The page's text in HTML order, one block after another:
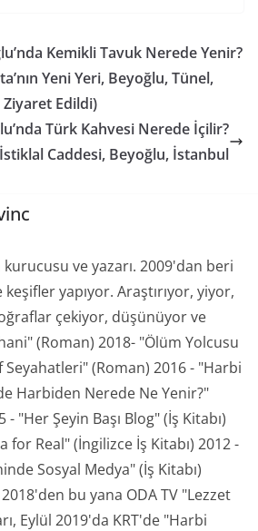
Kemikli Tavuk Nerede Yenir?
Yeni Yeri, Beyoğlu, Tünel,
Edildi)
Türk Kahvesi Nerede İçilir?
Caddesi, Beyoğlu, İstanbul
ve yazarı. 2009'dan beri
yapıyor. Araştırıyor, yiyor,
çekiyor, düşünüyor ve
(Roman) 2018- "Ölüm Yolcusu
(Roman) 2016 - "Harbi
Harbiden Nerede Ne Yenir?"
- "Her Şeyin Başı Blog" (İş Kitabı)
for Real" (İngilizce İş Kitabı) 2012 -
Sosyal Medya" (İş Kitabı)
2018'den bu yana ODA TV "Lezzet
Eylül 2019'da KRT'de "Harbi